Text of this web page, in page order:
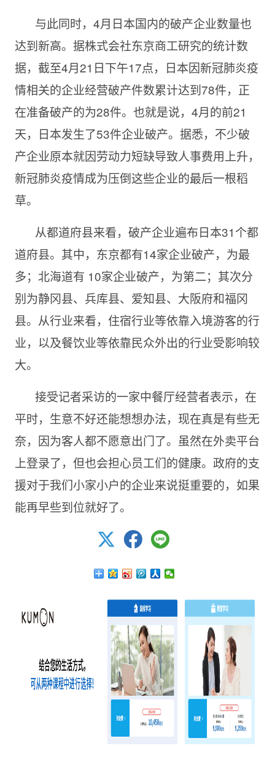
与此同时， 4月日本国内的破产企业数量也
达到新高。据株式会社东京商工研究的统计数
据，截至4月21日下午17点，日本因新冠肺炎疫
情相关的企业经营破产件数累计达到78件，正
在准备破产的为28件。也就是说，4月的前21
天，日本发生了53件企业破产。据悉，不少破
产企业原本就因劳动力短缺导致人事费用上升，
新冠肺炎疫情成为压倒这些企业的最后一根稻
草。
从都道府县来看，破产企业遍布日本31个都
道府县。其中，东京都有14家企业破产，为最
多；北海道有 10家企业破产，为第二；其次分
别为静冈县、兵库县、爱知县、大阪府和福冈
县。从行业来看，住宿行业等依靠入境游客的行
业，以及餐饮业等依靠民众外出的行业受影响较
大。
接受记者采访的一家中餐厅经营者表示，在
平时，生意不好还能想想办法，现在真是有些无
奈，因为客人都不愿意出门了。虽然在外卖平台
上登录了，但也会担心员工们的健康。政府的支
援对于我们小家小户的企业来说挺重要的，如果
能再早些到位就好了。